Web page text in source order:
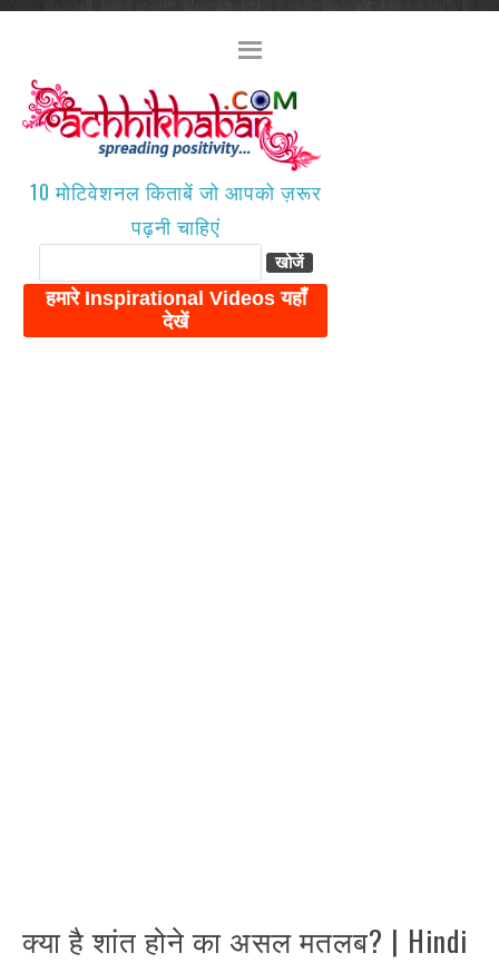
10 मोटिवेशनल किताबें जो आपको ज़रूर
पढ़नी चाहिएं
क्या है शांत होने का असल मतलब? | Hindi